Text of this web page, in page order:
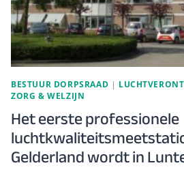
BESTUUR DORPSRAAD |
ZORG & WELZIJN
Het eerste professionele
Gelderland wordt in